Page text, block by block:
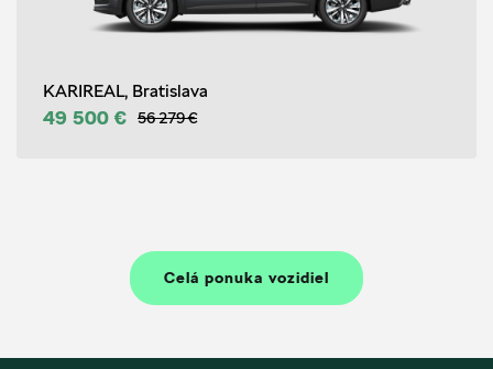
KARIREAL, Bratislava
49 500 € 56 279 €
Celá ponuka vozidiel